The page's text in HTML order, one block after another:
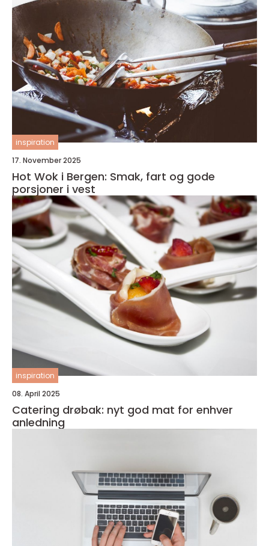
inspiration
17. November 2025
Hot Wok i Bergen: Smak, fart og gode
porsjoner i vest
inspiration
08. April 2025
Catering drøbak: nyt god mat for enhver
anledning